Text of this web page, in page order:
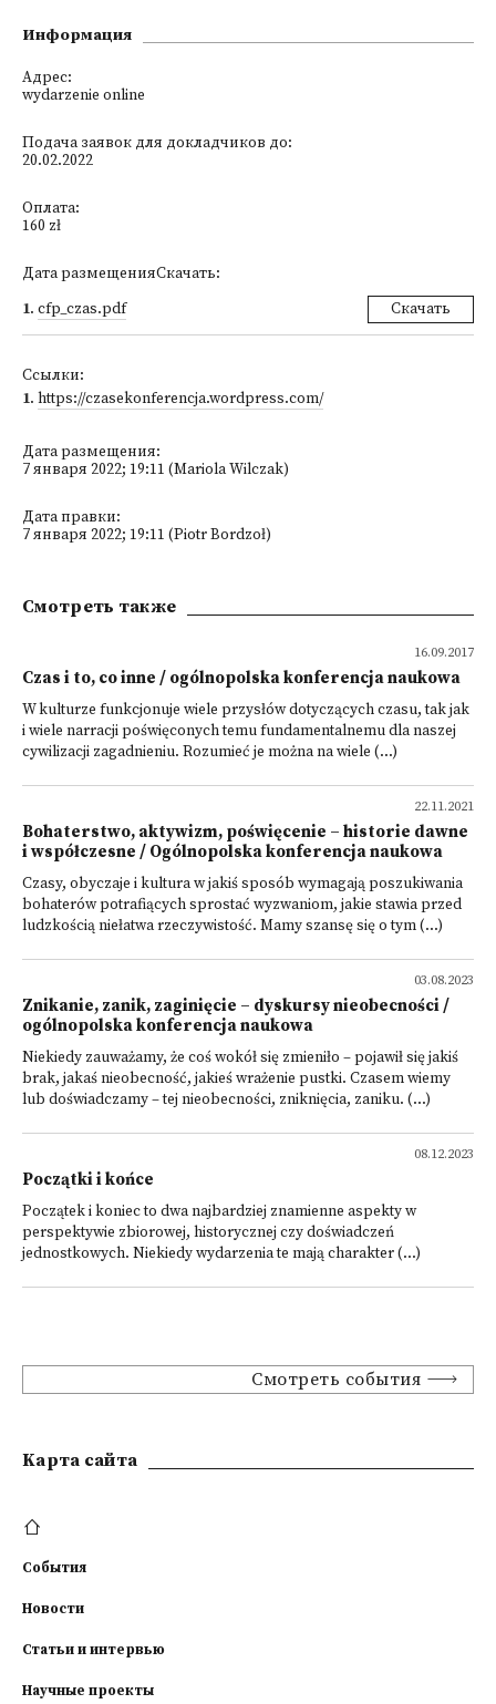
Информация
Адрес:
wydarzenie online
Подача заявок для докладчиков до:
20.02.2022
Оплата:
160 zł
Дата размещенияСкачать:
1. cfp_czas.pdf Скачать
Ссылки:
1. https://czasekonferencja.wordpress.com/
Дата размещения:
7 января 2022; 19:11 (Mariola Wilczak)
Дата правки:
7 января 2022; 19:11 (Piotr Bordzoł)
Смотреть также
16.09.2017
Czas i to, co inne / ogólnopolska konferencja naukowa
W kulturze funkcjonuje wiele przysłów dotyczących czasu, tak jak
i wiele narracji poświę­conych temu fundamentalnemu dla naszej
cywilizacji zagadnieniu. Rozumieć je można na wiele (...)
22.11.2021
Bohaterstwo, aktywizm, poświęcenie – historie dawne
i współczesne / Ogólnopolska konferencja naukowa
Czasy, obyczaje i kultura w jakiś sposób wymagają poszukiwania
bohaterów potrafiących sprostać wyzwaniom, jakie stawia przed
ludzkością niełatwa rzeczywistość. Mamy szansę się o tym (...)
03.08.2023
Znikanie, zanik, zaginięcie – dyskursy nieobecności /
ogólnopolska konferencja naukowa
Niekiedy zauważamy, że coś wokół się zmieniło – pojawił się jakiś
brak, jakaś nieobecność, jakieś wrażenie pustki. Czasem wiemy
lub doświadczamy – tej nieobecności, zniknięcia, zaniku. (...)
08.12.2023
Początki i końce
Początek i koniec to dwa najbardziej znamienne aspekty w
perspektywie zbiorowej, historycznej czy doświadczeń
jednostkowych. Niekiedy wydarzenia te mają charakter (...)
Смотреть события
Kарта сайта
События
Новости
Статьи и интервью
Научные проекты